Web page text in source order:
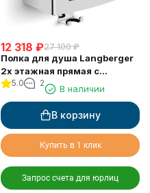
12 318 ₽27 100 ₽
Полка для душа Langberger
2х этажная прямая с
пластиком 75762
5.0 2
В наличии
В корзину
Купить в 1 клик
Запрос счета для юрлиц